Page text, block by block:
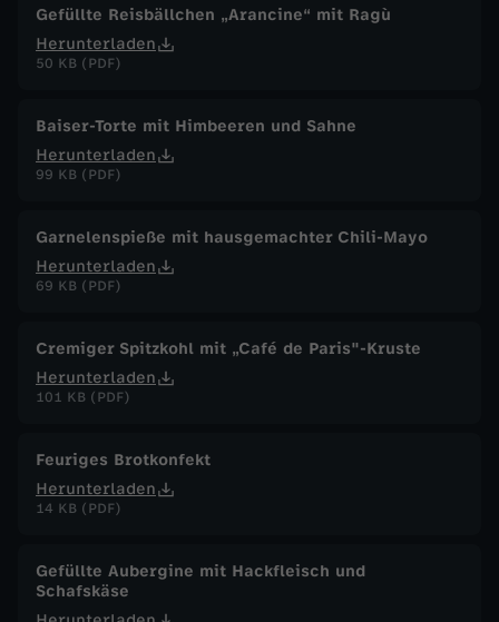
v
o
m
9
N
v
m
Gefüllte Reisbällchen „Arancine“ mit Ragù
Herunterladen
50 KB (PDF)
Baiser-Torte mit Himbeeren und Sahne
Herunterladen
99 KB (PDF)
Garnelenspieße mit hausgemachter Chili-Mayo
Herunterladen
69 KB (PDF)
Cremiger Spitzkohl mit „Café de Paris"-Kruste
Herunterladen
101 KB (PDF)
Feuriges Brotkonfekt
Herunterladen
14 KB (PDF)
Gefüllte Aubergine mit Hackfleisch und
Schafskäse